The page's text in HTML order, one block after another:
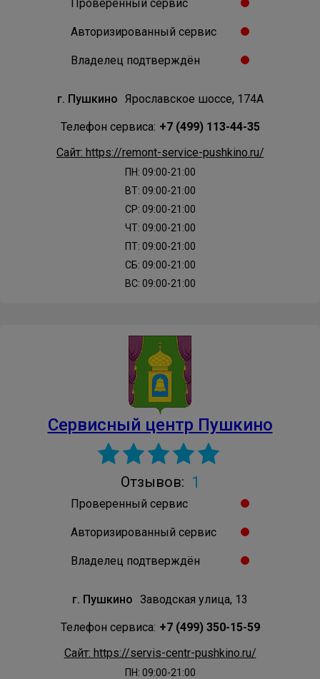
Проверенный сервис
Авторизированный сервис
Владелец подтверждён
г. Пушкино Ярославское шоссе, 174А
Телефон сервиса: +7 (499) 113-44-35
Сайт: https://remont-service-pushkino.ru/
ПН: 09:00-21:00
ВТ: 09:00-21:00
СР: 09:00-21:00
ЧТ: 09:00-21:00
ПТ: 09:00-21:00
СБ: 09:00-21:00
ВС: 09:00-21:00
Сервисный центр Пушкино
Отзывов: 1
Проверенный сервис
Авторизированный сервис
Владелец подтверждён
г. Пушкино Заводская улица, 13
Телефон сервиса: +7 (499) 350-15-59
Сайт: https://servis-centr-pushkino.ru/
ПН: 09:00-21:00